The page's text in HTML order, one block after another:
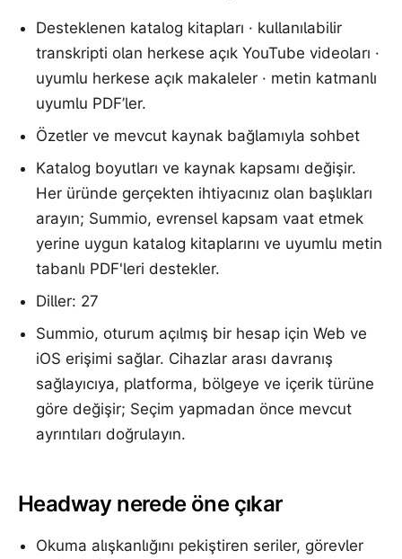
Desteklenen katalog kitapları · kullanılabilir
transkripti olan herkese açık YouTube videoları ·
uyumlu herkese açık makaleler · metin katmanlı
uyumlu PDF’ler.
Özetler ve mevcut kaynak bağlamıyla sohbet
Katalog boyutları ve kaynak kapsamı değişir.
Her üründe gerçekten ihtiyacınız olan başlıkları
arayın; Summio, evrensel kapsam vaat etmek
yerine uygun katalog kitaplarını ve uyumlu metin
tabanlı PDF'leri destekler.
Diller: 27
Summio, oturum açılmış bir hesap için Web ve
iOS erişimi sağlar. Cihazlar arası davranış
sağlayıcıya, platforma, bölgeye ve içerik türüne
göre değişir; Seçim yapmadan önce mevcut
ayrıntıları doğrulayın.
Headway nerede öne çıkar
Okuma alışkanlığını pekiştiren seriler, görevler